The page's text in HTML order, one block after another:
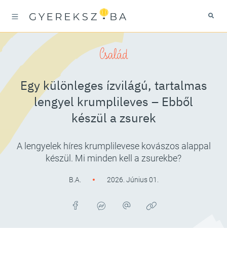
Család
Egy különleges ízvilágú, tartalmas
lengyel krumplileves – Ebből
készül a zsurek
A lengyelek híres krumplilevese kovászos alappal
készül. Mi minden kell a zsurekbe?
B.A. 2026. Június 01.